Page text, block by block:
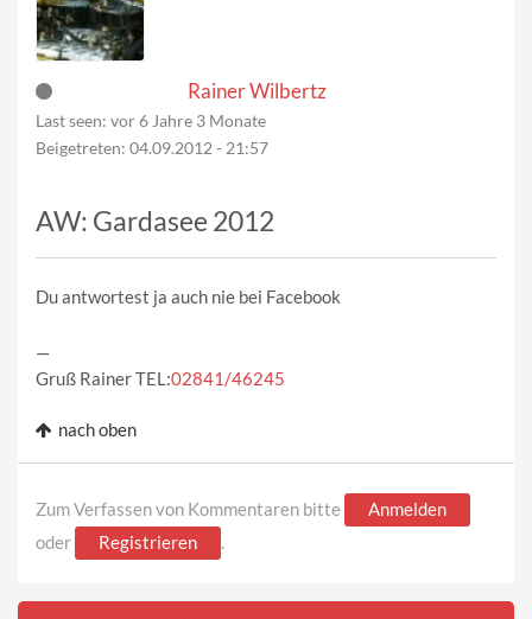
Rainer Wilbertz
Last seen: vor 6 Jahre 3 Monate
Beigetreten: 04.09.2012 - 21:57
AW: Gardasee 2012
Du antwortest ja auch nie bei Facebook
—
Gruß Rainer TEL:02841/46245
nach oben
Zum Verfassen von Kommentaren bitte
Anmelden
oder
Registrieren